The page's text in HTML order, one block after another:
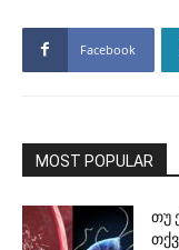
Facebook
MOST POPULAR
თუ